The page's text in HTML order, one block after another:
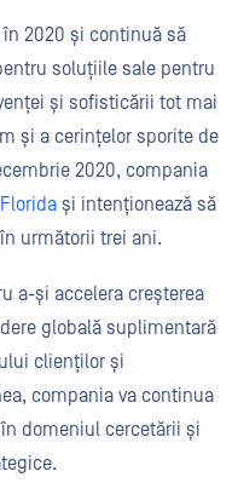
în 2020 și continuă să
soluțiile sale pentru
și sofisticării tot mai
și a cerințelor sporite de
2020, compania
și intenționează să
următorii trei ani.
a-și accelera creșterea
globală suplimentară
clienților și
compania va continua
domeniul cercetării și